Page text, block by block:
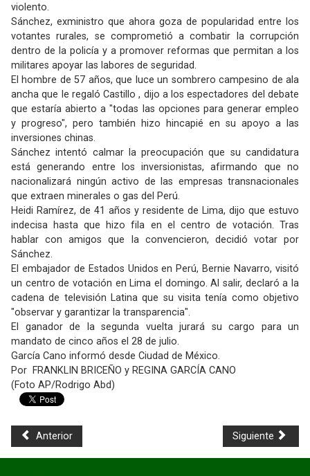
violento.
Sánchez, exministro que ahora goza de popularidad entre los
votantes rurales, se comprometió a combatir la corrupción
dentro de la policía y a promover reformas que permitan a los
militares apoyar las labores de seguridad.
El hombre de 57 años, que luce un sombrero campesino de ala
ancha que le regaló Castillo , dijo a los espectadores del debate
que estaría abierto a "todas las opciones para generar empleo
y progreso", pero también hizo hincapié en su apoyo a las
inversiones chinas.
Sánchez intentó calmar la preocupación que su candidatura
está generando entre los inversionistas, afirmando que no
nacionalizará ningún activo de las empresas transnacionales
que extraen minerales o gas del Perú.
Heidi Ramírez, de 41 años y residente de Lima, dijo que estuvo
indecisa hasta que hizo fila en el centro de votación. Tras
hablar con amigos que la convencieron, decidió votar por
Sánchez.
El embajador de Estados Unidos en Perú, Bernie Navarro, visitó
un centro de votación en Lima el domingo. Al salir, declaró a la
cadena de televisión Latina que su visita tenía como objetivo
"observar y garantizar la transparencia".
El ganador de la segunda vuelta jurará su cargo para un
mandato de cinco años el 28 de julio.
García Cano informó desde Ciudad de México.
Por FRANKLIN BRICEÑO y REGINA GARCÍA CANO
(Foto AP/Rodrigo Abd)
Anterior Siguiente